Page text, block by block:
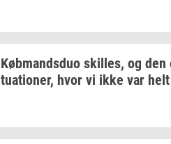
Køb­mands­duo skil­les, og den
tu­a­tio­ner, hvor vi ikke var helt